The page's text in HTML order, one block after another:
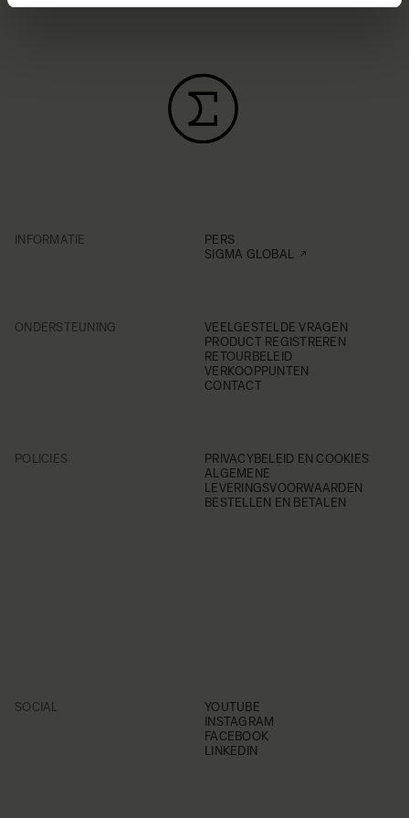
INFORMATIE
PERS
SIGMA GLOBAL
ONDERSTEUNING
VEELGESTELDE VRAGEN
PRODUCT REGISTREREN
RETOURBELEID
VERKOOPPUNTEN
CONTACT
POLICIES
PRIVACYBELEID EN COOKIES
ALGEMENE
LEVERINGSVOORWAARDEN
BESTELLEN EN BETALEN
SOCIAL
YOUTUBE
INSTAGRAM
FACEBOOK
LINKEDIN